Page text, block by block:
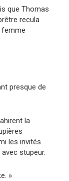
que Thomas
recula
femme
presque de
la
les invités
stupeur.
»